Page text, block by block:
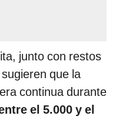
junto con restos
que la
continua durante
el 5.000 y el